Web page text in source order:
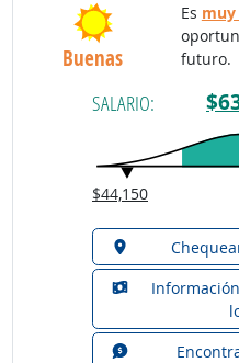
Buenas
Es
futuro.
SALARIO:
$44,150